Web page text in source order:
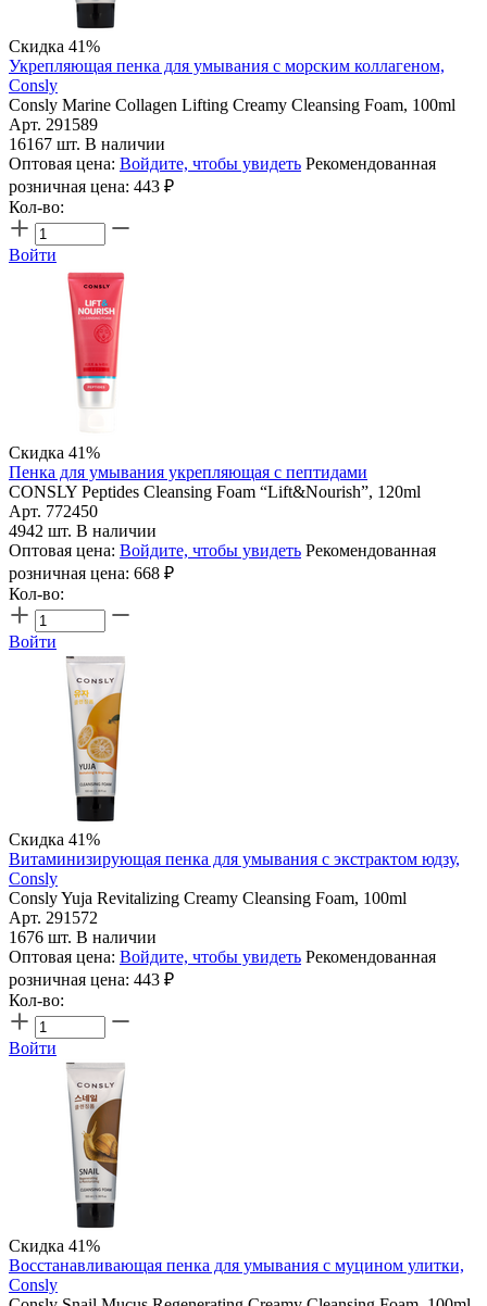
Скидка 41%
Укрепляющая пенка для умывания с морским коллагеном,
Consly
Consly Marine Collagen Lifting Creamy Cleansing Foam, 100ml
Арт. 291589
16167 шт. В наличии
Оптовая цена: Войдите, чтобы увидеть Рекомендованная
розничная цена: 443 ₽
Кол-во:
Войти
Скидка 41%
Пенка для умывания укрепляющая с пептидами
CONSLY Peptides Cleansing Foam “Lift&Nourish”, 120ml
Арт. 772450
4942 шт. В наличии
Оптовая цена: Войдите, чтобы увидеть Рекомендованная
розничная цена: 668 ₽
Кол-во:
Войти
Скидка 41%
Витаминизирующая пенка для умывания с экстрактом юдзу,
Consly
Consly Yuja Revitalizing Creamy Cleansing Foam, 100ml
Арт. 291572
1676 шт. В наличии
Оптовая цена: Войдите, чтобы увидеть Рекомендованная
розничная цена: 443 ₽
Кол-во:
Войти
Скидка 41%
Восстанавливающая пенка для умывания с муцином улитки,
Consly